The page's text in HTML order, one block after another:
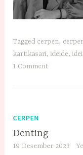
Tagged cerpen,
kartikasari,ideide,
1 Comment
CERPEN
Denting
19 Desember 2023